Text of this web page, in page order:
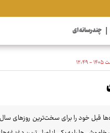
چندرسانه ای
قبل خود را برای سخت‌ترین روزهای